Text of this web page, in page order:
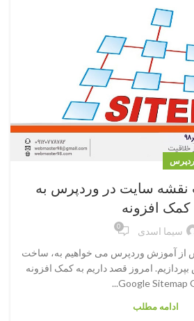
سایت در وردپرس به
کمک افزونه
سیما اسدی 0
از آموزش وردپرس می خواهیم به، ساخت
امروز قصد داریم به کمک افزونه
ادامه مطلب